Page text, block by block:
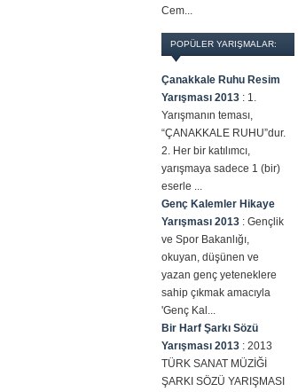
Cem...
POPÜLER YARIŞMALAR:
Çanakkale Ruhu Resim
Yarışması 2013 : 1.
Yarışmanın teması,
“ÇANAKKALE RUHU”dur.
2. Her bir katılımcı,
yarışmaya sadece 1 (bir)
eserle ...
Genç Kalemler Hikaye
Yarışması 2013 : Gençlik
ve Spor Bakanlığı,
okuyan, düşünen ve
yazan genç yeteneklere
sahip çıkmak amacıyla
'Genç Kal...
Bir Harf Şarkı Sözü
Yarışması 2013 : 2013
TÜRK SANAT MÜZİĞİ
ŞARKI SÖZÜ YARIŞMASI